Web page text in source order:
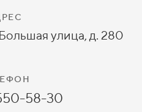
улица, д. 280
58-30